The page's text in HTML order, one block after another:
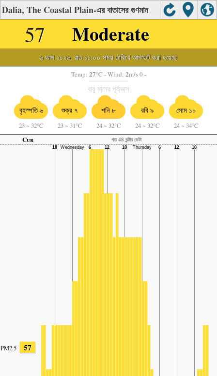
Dalia, The Coastal Plain-এর বাতাসের গুণমান
57 Moderate
৬ আগ ২০২৬, রাত ১১:০০ সময় তারিখে আপডেট করা হয়েছে
Temp: 27°C - Wind: 2m/s 0 -
বায়ু মানের পূর্বাভাস
বৃহস্পতি ৬
23 ~ 32°C
শুক্র ৭
23 ~ 31°C
শনি ৮
24 ~ 32°C
রবি ৯
24 ~ 32°C
সোম ১০
24 ~ 34°C
Cur
গত 48 ঘন্টার ডেটা
PM2.5 57